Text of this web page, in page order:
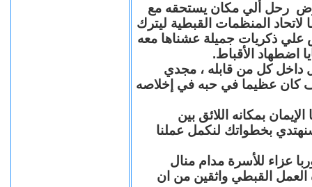
رحل ألي مكان يستحقه مع
المنظمات القبطية ليترك
علي ذكريات جميلة عشناها معه
اضطهاد الأقباط.
داخل كل من قابله ، مجدي
عظيما في حبه في إخلاصه
بمكانه اللائق بين
بخطواتك لنكمل عملنا
عزاء للأسرة مدام منال
العمل القبطي واثقين من ان